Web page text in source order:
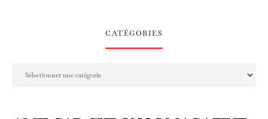
CATÉGORIES